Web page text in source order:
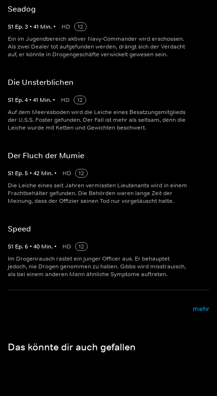
Seadog
S1 Ep.3 • 41 Min. • HD
12
Ein im Jugendbereich aktiver Navy-Commander wird erschossen.
Als zwei Dealer tot aufgefunden werden, drängt sich der Verdacht
auf, er könnte in Drogengeschäfte verwickelt gewesen sein.
Die Unsterblichen
S1 Ep.4 • 41 Min. • HD
12
Auf dem Meeresboden wird die Leiche eines Besatzungsmitglieds
der U.S.S. Foster gefunden. Der Fall ist mehr als seltsam, denn die
Leiche wurde mit Ketten und Gewichten beschwert.
Der Fluch der Mumie
S1 Ep.5 • 42 Min. • HD
12
Die Leiche eines seit Jahren vermissten Lieutenants wird in einem
Frachtbehälter gefunden. Die Behörden waren lange Zeit der
Meinung, dass der Offizier seinen Tod nur vorgetäuscht hatte.
Speed
S1 Ep.6 • 40 Min. • HD
12
Im Drogenrausch rastet ein junger Officer aus. Er behauptet
jedoch, nie Drogen genommen zu haben. Gibbs wird misstrauisch,
als bei einem anderen Mann ähnliche Symptome auftreten.
mehr
Das könnte dir auch gefallen